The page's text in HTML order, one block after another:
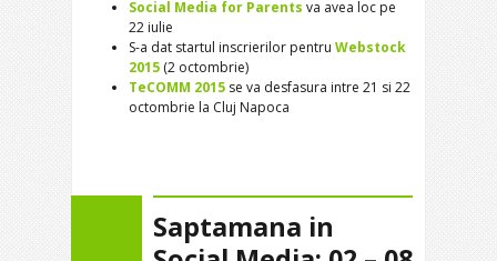
Social Media for Parents va avea loc pe
22 iulie
S-a dat startul inscrierilor pentru Webstock
2015 (2 octombrie)
TeCOMM 2015 se va desfasura intre 21 si 22
octombrie la Cluj Napoca
Saptamana in